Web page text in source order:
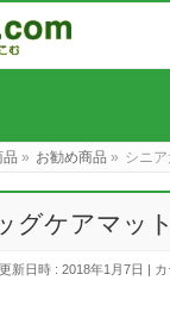
品 » お勧め商品 » シニ
グケアマット
新日時 : 2018年1月7日